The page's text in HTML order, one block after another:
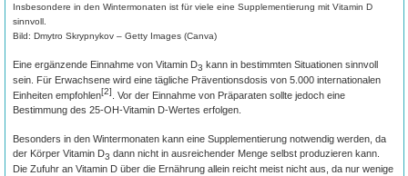
Insbesondere in den Wintermonaten ist für viele eine Supplementierung mit Vitamin D
sinnvoll.
Bild: Dmytro Skrypnykov – Getty Images (Canva)
Eine ergänzende Einnahme von Vitamin D3 kann in bestimmten Situationen sinnvoll
sein. Für Erwachsene wird eine tägliche Präventionsdosis von 5.000 internationalen
Einheiten empfohlen[2]
. Vor der Einnahme von Präparaten sollte jedoch eine
Bestimmung des 25-OH-Vitamin D-Wertes erfolgen.
Besonders in den Wintermonaten kann eine Supplementierung notwendig werden, da
der Körper Vitamin D3 dann nicht in ausreichender Menge selbst produzieren kann.
Die Zufuhr an Vitamin D über die Ernährung allein reicht meist nicht aus, da nur wenige